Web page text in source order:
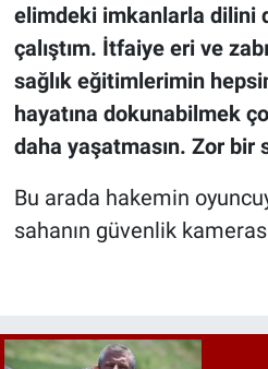
elimdeki imkanlarla dilini
çalıştım. İtfaiye eri ve
sağlık eğitimlerimin
hayatına dokunabilmek
daha yaşatmasın. Zor bir
Bu arada hakemin
sahanın güvenlik